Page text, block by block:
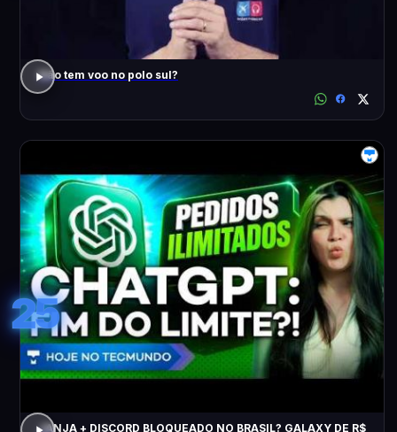
Não tem voo no polo sul?
25
JANJA + DISCORD BLOQUEADO NO BRASIL? GALAXY DE R$